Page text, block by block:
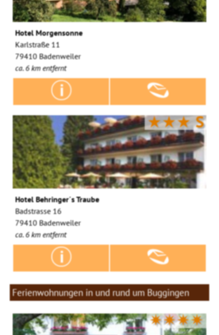
Hotel Morgensonne
Karlstraße 11
79410 Badenweiler
ca. 6 km entfernt
★★★S
Hotel Behringer´s Traube
Badstrasse 16
79410 Badenweiler
ca. 6 km entfernt
Ferienwohnungen in und rund um Buggingen
✷✷✷✷